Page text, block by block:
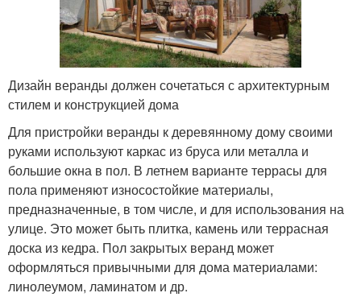
Дизайн веранды должен сочетаться с архитектурным
стилем и конструкцией дома
Для пристройки веранды к деревянному дому своими
руками используют каркас из бруса или металла и
большие окна в пол. В летнем варианте террасы для
пола применяют износостойкие материалы,
предназначенные, в том числе, и для использования на
улице. Это может быть плитка, камень или террасная
доска из кедра. Пол закрытых веранд может
оформляться привычными для дома материалами:
линолеумом, ламинатом и др.